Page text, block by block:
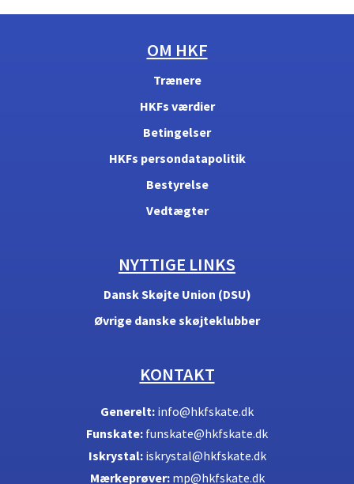
OM HKF
Trænere
HKFs værdier
Betingelser
HKFs persondatapolitik
Bestyrelse
Vedtægter
NYTTIGE LINKS
Dansk Skøjte Union (DSU)
Øvrige danske skøjteklubber
KONTAKT
Generelt: info@hkfskate.dk
Funskate: funskate@hkfskate.dk
Iskrystal: iskrystal@hkfskate.dk
Mærkeprøver: mp@hkfskate.dk